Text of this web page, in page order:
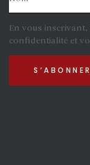
En vous inscrivant,
confidentialité et